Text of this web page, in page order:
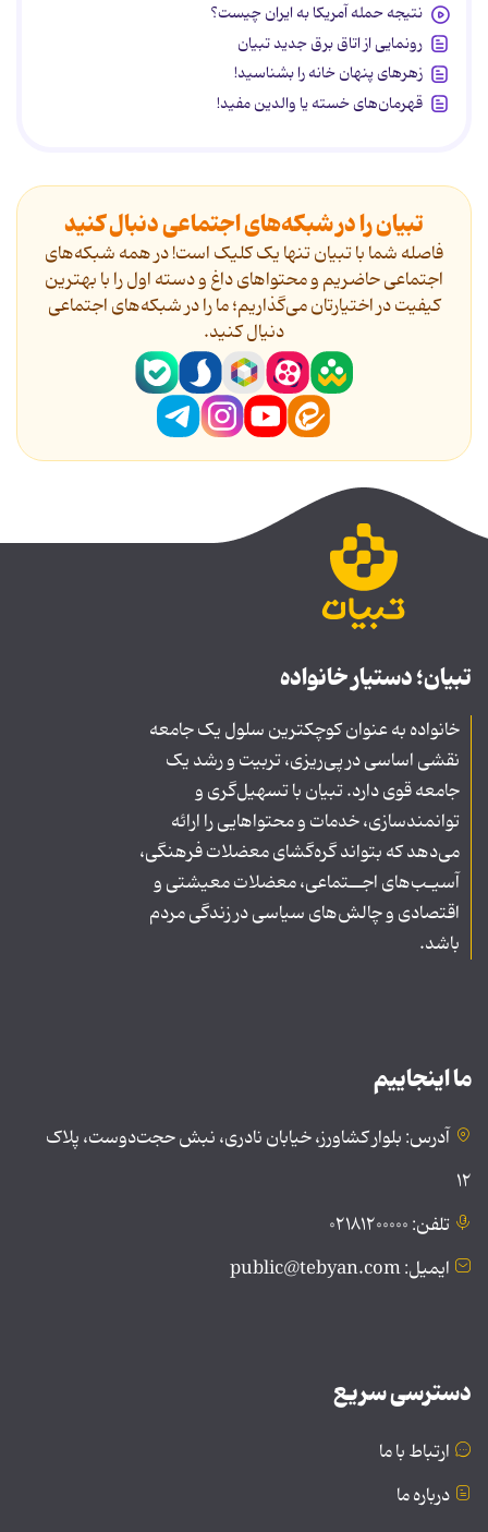
نتیجه حمله آمریکا به ایران چیست؟
رونمایی از اتاق برق جدید تبیان
زهرهای پنهان خانه را بشناسید!
قهرمان‌های خسته یا والدین مفید!
تبیان را در شبکه‌های اجتماعی دنبال کنید
فاصله شما با تبیان تنها یک کلیک است! در همه شبکه‌های
اجتماعی حاضریم و محتواهای داغ و دسته اول را با بهترین
کیفیت در اختیارتان می‌گذاریم؛ ما را در شبکه‌های اجتماعی
دنیال کنید.
تبیان؛ دستیار خانواده
خانواده به عنوان کوچکترین سلول یک جامعه
نقشی اساسی در پی‌ریزی، تربیت و رشد یک
جامعه قوی دارد. تبیان با تسهیل‌گری و
توانمندسازی، خدمات و محتواهایی را ارائه
می‌دهد که بتواند گره‌گشای معضلات فرهنگی،
آسیـب‌های اجــتماعی، معضلات معیشتی و
اقتصادی و چالش‌های سیاسی در زندگی مردم
باشد.
ما اینجاییم
آدرس: بلوار کشاورز، خیابان نادری، نبش حجت‌دوست، پلاک
۱۲
تلفن: ۰۲۱۸۱۲۰۰۰۰۰
ایمیل: public@tebyan.com
دسترسی سریع
ارتباط با ما
درباره ما